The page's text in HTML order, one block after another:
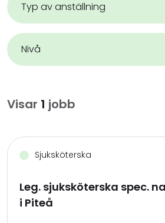
Visar 1 jobb
Sjuksköterska
Leg. sjuksköterska spec.
i Piteå